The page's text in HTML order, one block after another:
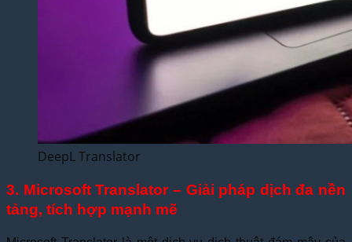
DeepL Translator
3. Microsoft Translator – Giải pháp dịch đa nền
tảng, tích hợp mạnh mẽ